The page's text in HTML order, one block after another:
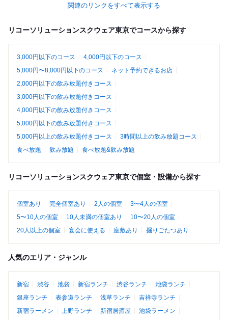
関連のリンクをすべて表示する
リコーソリューションスクウェア東京でコースから探す
3,000円以下のコース
4,000円以下のコース
5,000円〜8,000円以下のコース
ネット予約できるお店
2,000円以下の飲み放題付きコース
3,000円以下の飲み放題付きコース
4,000円以下の飲み放題付きコース
5,000円以下の飲み放題付きコース
5,000円以上の飲み放題付きコース
3時間以上の飲み放題コース
食べ放題
飲み放題 食べ放題&飲み放題
リコーソリューションスクウェア東京で個室・設備から探す
個室あり 完全個室あり 2人の個室
3〜4人の個室
5〜10人の個室
10人未満の個室あり
10〜20人の個室
20人以上の個室
宴会に使える 座敷あり 掘りごたつあり
人気のエリア・ジャンル
新宿 渋谷 池袋 新宿ランチ 渋谷ランチ
池袋ランチ
銀座ランチ
表参道ランチ 浅草ランチ
吉祥寺ランチ
新宿ラーメン
上野ランチ 新宿居酒屋
池袋ラーメン